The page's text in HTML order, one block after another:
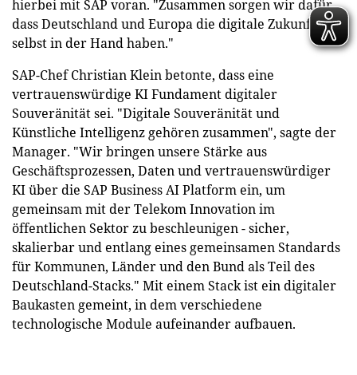
hierbei mit SAP voran. "Zusammen sorgen wir dafür,
dass Deutschland und Europa die digitale Zukunft
selbst in der Hand haben."
SAP-Chef Christian Klein betonte, dass eine
vertrauenswürdige KI Fundament digitaler
Souveränität sei. "Digitale Souveränität und
Künstliche Intelligenz gehören zusammen", sagte der
Manager. "Wir bringen unsere Stärke aus
Geschäftsprozessen, Daten und vertrauenswürdiger
KI über die SAP Business AI Platform ein, um
gemeinsam mit der Telekom Innovation im
öffentlichen Sektor zu beschleunigen - sicher,
skalierbar und entlang eines gemeinsamen Standards
für Kommunen, Länder und den Bund als Teil des
Deutschland-Stacks." Mit einem Stack ist ein digitaler
Baukasten gemeint, in dem verschiedene
technologische Module aufeinander aufbauen.